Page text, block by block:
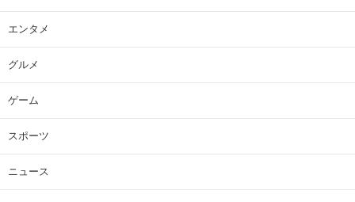
エンタメ
グルメ
ゲーム
スポーツ
ニュース